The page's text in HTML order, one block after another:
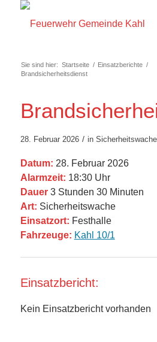
Sie sind hier: Startseite / Einsatzberichte /
Brandsicherheitsdienst
28. Februar 2026 / in Sicherheitswache
Datum: 28. Februar 2026
Alarmzeit: 18:30 Uhr
Dauer3 Stunden 30 Minuten
Art: Sicherheitswache
Einsatzort: Festhalle
Fahrzeuge: Kahl 10/1
Einsatzbericht:
Kein Einsatzbericht vorhanden